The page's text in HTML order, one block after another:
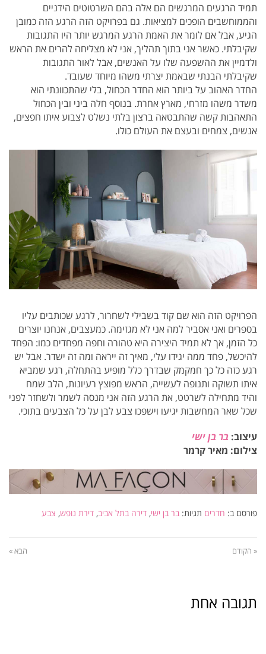
תמיד הרגעים המרגשים הם אלה בהם השרטוטים הידניים
והממוחשבים הופכים למציאות. גם בפרויקט הזה הרגע הזה כמובן
הגיע, אבל אם לומר את האמת הרגע המרגש יותר היו התגובות
שקיבלתי. כאשר אני בתוך תהליך, אני לא מצליחה להרים את הראש
ולדמיין את ההשפעה שלו על האנשים, אבל לאור התגובות
שקיבלתי הבנתי שבאמת יצרתי משהו מיוחד שעובד.
החדר האהוב על ביותר הוא החדר הכחול, בלי שהתכוונתי הוא
משדר משהו מזרחי, מארץ אחרת. בנוסף חלה ביני ובין הכחול
התאהבות קשה שהתבטאה ברצון בלתי נשלט לצבוע איתו חפצים,
אנשים, צמחים ובעצם את העולם כולו.
הפרויקט הזה הוא שם קוד בשבילי לשחרור, לרגע שכותבים עליו
בספרים ואני אסביר למה אני לא מגזימה. כמעצבים, אנחנו יוצרים
כל הזמן, אך לא תמיד היצירה היא טהורה וחפה מפחדים כמו: הפחד
להיכשל, פחד ממה יגידו עלי, מאיך זה ייראה ומה זה ישדר. אבל יש
רגע כזה כל כך חמקמק שבדרך כלל מופיע בהתחלה, רגע שמביא
איתו תשוקה ותנופה לעשייה, הראש מפוצץ רעיונות, הלב שמח
והיד מתחילה לשרטט, את הרגע הזה אני מנסה לשמר ולשחזר לפני
שכל שאר המחשבות יגיעו וישפכו צבע לבן על כל הצבעים בתוכי.
עיצוב: בר בן ישי
צילום: מאיר קרמר
פורסם ב: חדרים תגיות: בר בן ישי, דירה בתל אביב, דירת נופש, צבע
« הקודם הבא »
תגובה אחת